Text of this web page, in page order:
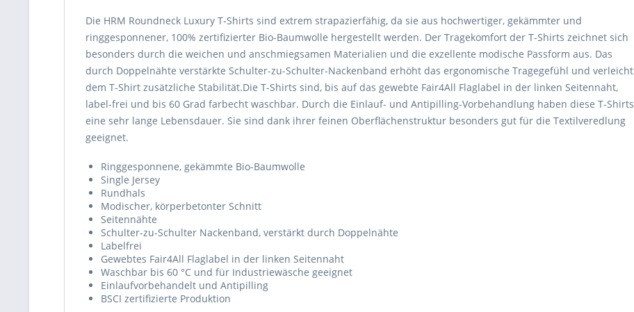
Die HRM Roundneck Luxury T-Shirts sind extrem strapazierfähig, da sie aus hochwertiger, gekämmter und
ringgesponnener, 100% zertifizierter Bio-Baumwolle hergestellt werden. Der Tragekomfort der T-Shirts zeichnet sich
besonders durch die weichen und anschmiegsamen Materialien und die exzellente modische Passform aus. Das
durch Doppelnähte verstärkte Schulter-zu-Schulter-Nackenband erhöht das ergonomische Tragegefühl und verleicht
dem T-Shirt zusätzliche Stabilität.Die T-Shirts sind, bis auf das gewebte Fair4All Flaglabel in der linken Seitennaht,
label-frei und bis 60 Grad farbecht waschbar. Durch die Einlauf- und Antipilling-Vorbehandlung haben diese T-Shirts
eine sehr lange Lebensdauer. Sie sind dank ihrer feinen Oberflächenstruktur besonders gut für die Textilveredlung
geeignet.
Ringgesponnene, gekämmte Bio-Baumwolle
Single Jersey
Rundhals
Modischer, körperbetonter Schnitt
Seitennähte
Schulter-zu-Schulter Nackenband, verstärkt durch Doppelnähte
Labelfrei
Gewebtes Fair4All Flaglabel in der linken Seitennaht
Waschbar bis 60 °C und für Industriewäsche geeignet
Einlaufvorbehandelt und Antipilling
BSCI zertifizierte Produktion